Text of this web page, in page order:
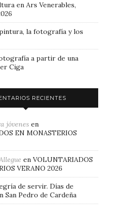
en Ars Venerables,
la fotografía y los
a partir de una
Ciga
RECIENTES
jóvenes en
EN MONASTERIOS
en VOLUNTARIADOS
VERANO 2026
de servir. Días de
San Pedro de Cardeña